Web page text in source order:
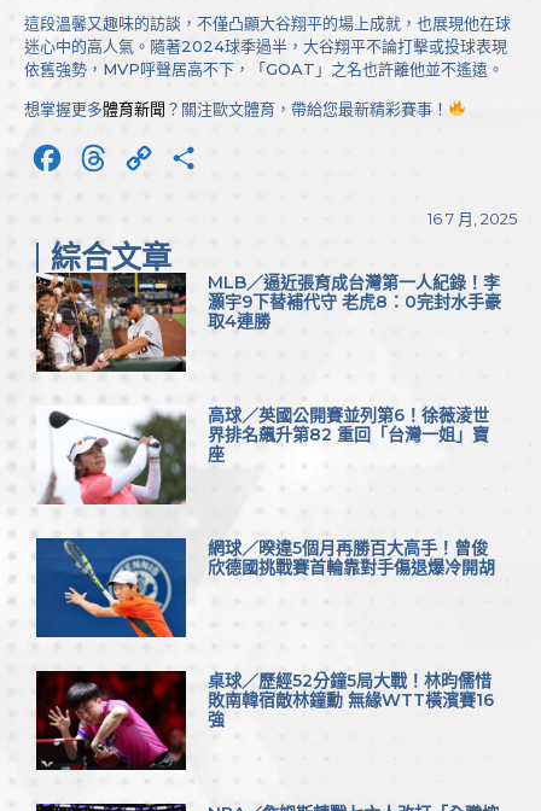
這段溫馨又趣味的訪談，不僅凸顯大谷翔平的場上成就，也展現他在球
迷心中的高人氣。隨著2024球季過半，大谷翔平不論打擊或投球表現
依舊強勢，MVP呼聲居高不下，「GOAT」之名也許離他並不遙遠。
想掌握更多體育新聞 ？關注歐文體育，帶給您最新精彩賽事！
FacebookThreads
Copy
16 7 月, 2025
綜合文章
MLB／逼近張育成台灣第一人紀錄！李
灝宇9下替補代守 老虎8：0完封水手豪
取4連勝
高球／英國公開賽並列第6！徐薇淩世
界排名飆升第82 重回「台灣一姐」寶
座
網球／暌違5個月再勝百大高手！曾俊
欣德國挑戰賽首輪靠對手傷退爆冷開胡
桌球／歷經52分鐘5局大戰！林昀儒惜
敗南韓宿敵林鐘勳 無緣WTT橫濱賽16
強